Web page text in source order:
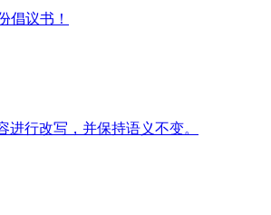
倡议书！
进行改写，并保持语义不变。